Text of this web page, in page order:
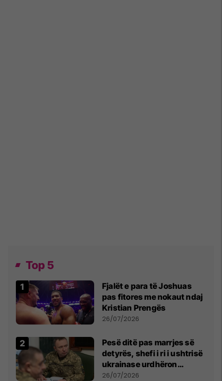
Top 5
Fjalët e para të Joshuas
pas fitores me nokaut ndaj
Kristian Prengës
26/07/2026
Pesë ditë pas marrjes së
detyrës, shefi i ri i ushtrisë
ukrainase urdhëron
kontroll të madh
26/07/2026